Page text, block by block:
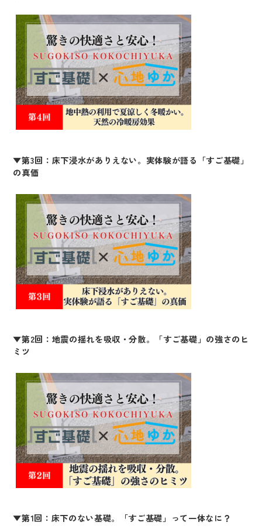
▼第3回：床下浸水がありえない。実体験が語る「すご基礎」
の真価
▼第2回： 地震の揺れを吸収・分散。「すご基礎」の強さのヒ
ミツ
▼第1回：床下のない基礎。「すご基礎」って一体なに？